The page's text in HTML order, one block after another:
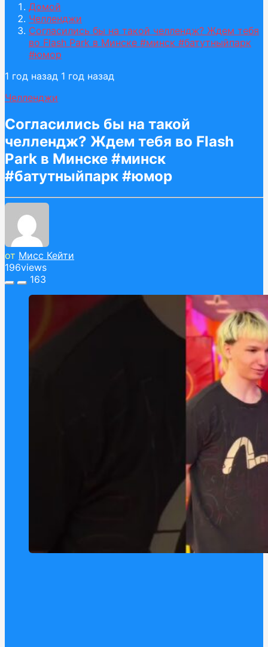
Домой
Челленджи
Согласились бы на такой челлендж? Ждем тебя
во Flash Park в Минске #минск #батутныйпарк
#юмор
1 год назад 1 год назад
Челленджи
Согласились бы на такой
челлендж? Ждем тебя во Flash
Park в Минске #минск
#батутныйпарк #юмор
от Мисс Кейти
196views
163